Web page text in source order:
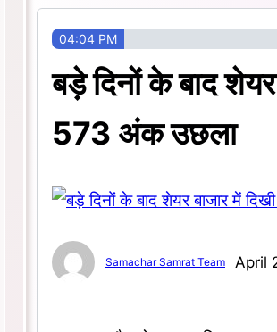
04:04 PM
बड़े दिनों के बाद
573 अंक उछला
Samachar Samrat Team April